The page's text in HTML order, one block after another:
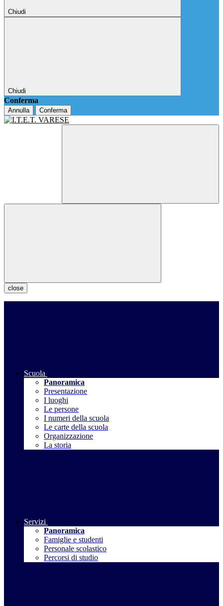
Chiudi
Chiudi
Conferma
Annulla Conferma
close
Scuola
Panoramica
Presentazione
I luoghi
Le persone
I numeri della scuola
Le carte della scuola
Organizzazione
La storia
Servizi
Panoramica
Famiglie e studenti
Personale scolastico
Percorsi di studio